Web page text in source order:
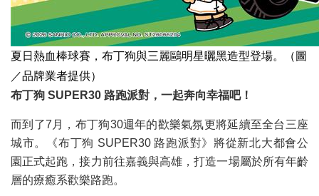
夏日熱血棒球賽，布丁狗與三麗鷗明星曬黑造型登場。（圖
／品牌業者提供）
布丁狗 SUPER30 路跑派對，一起奔向幸福吧！
而到了7月，布丁狗30週年的歡樂氣氛更將延續至全台三座
城市。《布丁狗 SUPER30 路跑派對》將從新北大都會公
園正式起跑，接力前往嘉義與高雄，打造一場屬於所有年齡
層的療癒系歡樂路跑。